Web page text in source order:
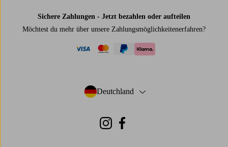
Sichere Zahlungen - Jetzt bezahlen oder aufteilen
Möchtest du mehr über unsere Zahlungsmöglichkeitenerfahren?
Deutchland
- Land auswählen